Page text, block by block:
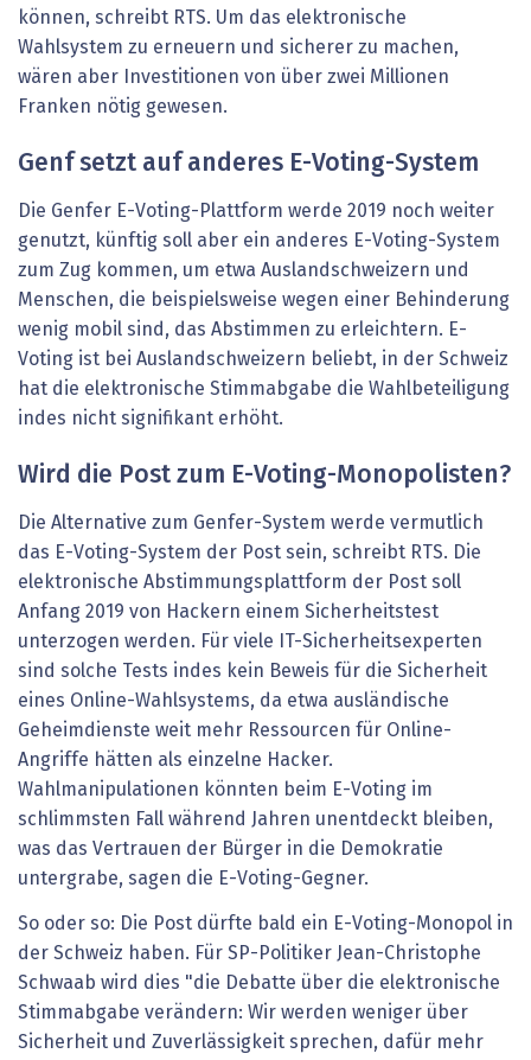
können, schreibt RTS. Um das elektronische
Wahlsystem zu erneuern und sicherer zu machen,
wären aber Investitionen von über zwei Millionen
Franken nötig gewesen.
Genf setzt auf anderes E-Voting-System
Die Genfer E-Voting-Plattform werde 2019 noch weiter
genutzt, künftig soll aber ein anderes E-Voting-System
zum Zug kommen, um etwa Auslandschweizern und
Menschen, die beispielsweise wegen einer Behinderung
wenig mobil sind, das Abstimmen zu erleichtern. E-
Voting ist bei Auslandschweizern beliebt, in der Schweiz
hat die elektronische Stimmabgabe die Wahlbeteiligung
indes nicht signifikant erhöht.
Wird die Post zum E-Voting-Monopolisten?
Die Alternative zum Genfer-System werde vermutlich
das E-Voting-System der Post sein, schreibt RTS. Die
elektronische Abstimmungsplattform der Post soll
Anfang 2019 von Hackern einem Sicherheitstest
unterzogen werden. Für viele IT-Sicherheitsexperten
sind solche Tests indes kein Beweis für die Sicherheit
eines Online-Wahlsystems, da etwa ausländische
Geheimdienste weit mehr Ressourcen für Online-
Angriffe hätten als einzelne Hacker.
Wahlmanipulationen könnten beim E-Voting im
schlimmsten Fall während Jahren unentdeckt bleiben,
was das Vertrauen der Bürger in die Demokratie
untergrabe, sagen die E-Voting-Gegner.
So oder so: Die Post dürfte bald ein E-Voting-Monopol in
der Schweiz haben. Für SP-Politiker Jean-Christophe
Schwaab wird dies "die Debatte über die elektronische
Stimmabgabe verändern: Wir werden weniger über
Sicherheit und Zuverlässigkeit sprechen, dafür mehr